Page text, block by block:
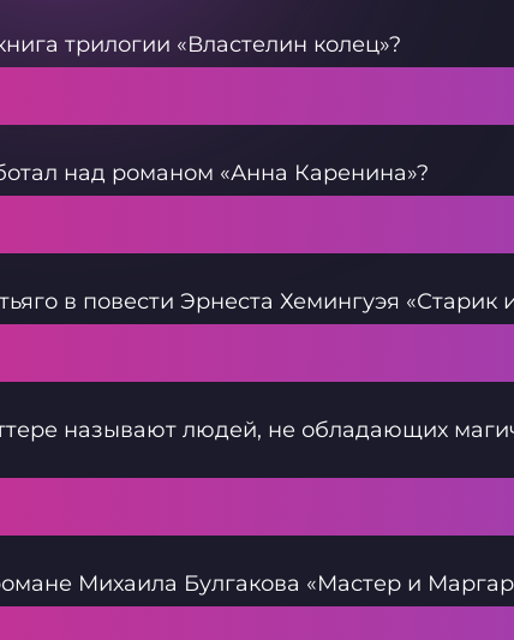
трилогии «Властелин колец»?
над романом «Анна Каренина»?
в повести Эрнеста Хемингуэя «Старик
называют людей, не обладающих
Михаила Булгакова «Мастер и